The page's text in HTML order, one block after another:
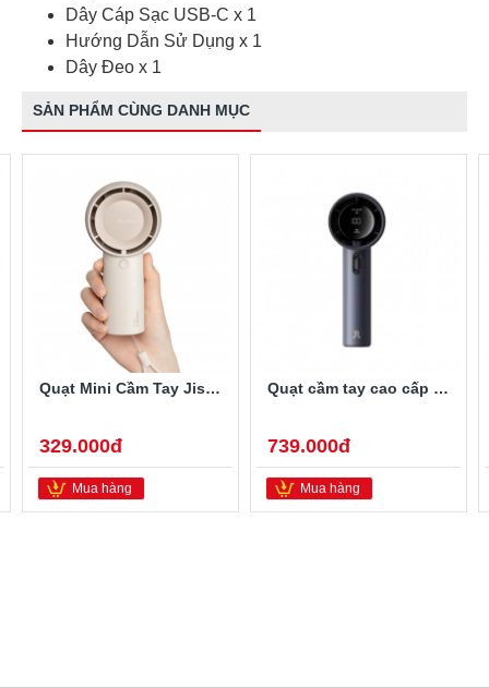
Dây Cáp Sạc USB-C x 1
Hướng Dẫn Sử Dụng x 1
Dây Đeo x 1
SẢN PHẨM CÙNG DANH MỤC
Quạt Mini Cầm Tay Jisulife FA43 pin 16 giờ, 5 cấp độ gió
329.000đ
Mua hàng
Quạt cầm tay cao cấp Jisulife Pro1 (FA53) 18W
739.000đ
Mua hàng